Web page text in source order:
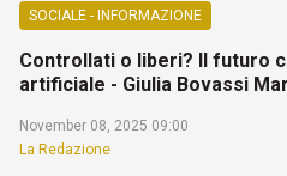
SOCIALE - INFORMAZIONE
Controllati o liberi? Il futuro
artificiale - Giulia Bovassi
November 08, 2025 09:00
La Redazione